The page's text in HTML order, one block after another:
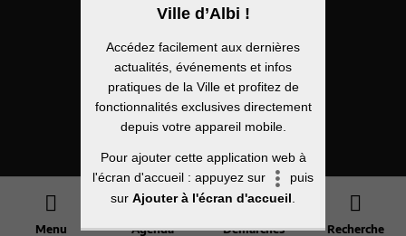
Menu Agenda Démarches Recherche
Politique de confidentialité
Plan du site
Ville d’Albi !
Accédez facilement aux dernières
actualités, événements et infos
pratiques de la Ville et profitez de
fonctionnalités exclusives directement
depuis votre appareil mobile.
Pour ajouter cette application web à
l'écran d'accueil : appuyez sur
puis
sur Ajouter à l'écran d'accueil